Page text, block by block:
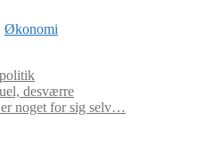
Økonomi
desværre
noget for sig selv…